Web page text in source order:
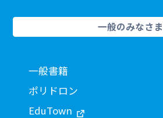
一般のみなさま
一般書籍
ポリドロン
EduTown